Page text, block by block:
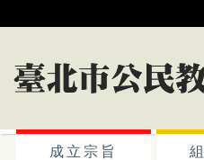
成立宗旨